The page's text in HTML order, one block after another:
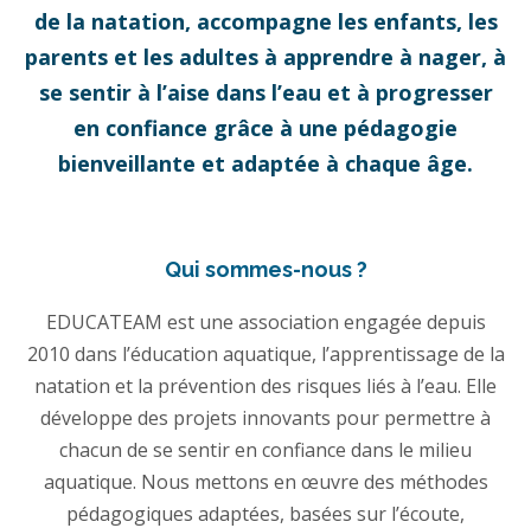
de la natation, accompagne les enfants, les
parents et les adultes à apprendre à nager, à
se sentir à l’aise dans l’eau et à progresser
en confiance grâce à une pédagogie
bienveillante et adaptée à chaque âge.
Qui sommes-nous ?
EDUCATEAM est une association engagée depuis
2010 dans l’éducation aquatique, l’apprentissage de la
natation et la prévention des risques liés à l’eau. Elle
développe des projets innovants pour permettre à
chacun de se sentir en confiance dans le milieu
aquatique. Nous mettons en œuvre des méthodes
pédagogiques adaptées, basées sur l’écoute,